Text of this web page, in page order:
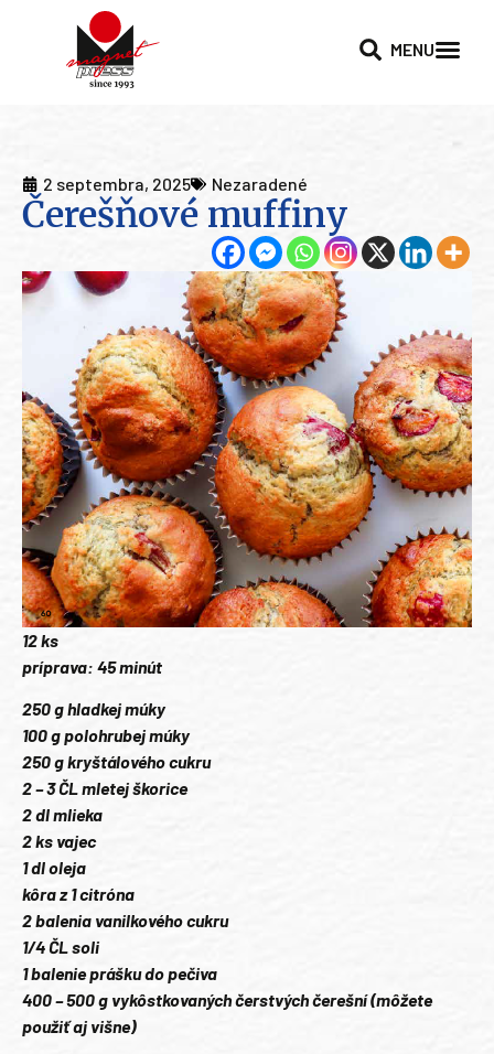
MENU
2 septembra, 2025 Nezaradené
Čerešňové muffiny
12 ks
príprava: 45 minút
250 g hladkej múky
100 g polohrubej múky
250 g kryštálového cukru
2 – 3 ČL mletej škorice
2 dl mlieka
2 ks vajec
1 dl oleja
kôra z 1 citróna
2 balenia vanilkového cukru
1/4 ČL soli
1 balenie prášku do pečiva
400 – 500 g vykôstkovaných čerstvých čerešní (môžete
použiť aj višne)